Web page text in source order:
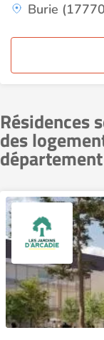
Burie
Résidences
des
département